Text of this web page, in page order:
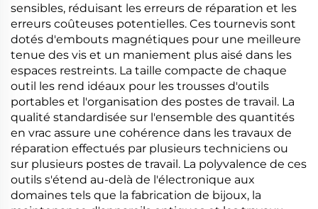
sensibles, réduisant les erreurs de réparation et les
erreurs coûteuses potentielles. Ces tournevis sont
dotés d'embouts magnétiques pour une meilleure
tenue des vis et un maniement plus aisé dans les
espaces restreints. La taille compacte de chaque
outil les rend idéaux pour les trousses d'outils
portables et l'organisation des postes de travail. La
qualité standardisée sur l'ensemble des quantités
en vrac assure une cohérence dans les travaux de
réparation effectués par plusieurs techniciens ou
sur plusieurs postes de travail. La polyvalence de ces
outils s'étend au-delà de l'électronique aux
domaines tels que la fabrication de bijoux, la